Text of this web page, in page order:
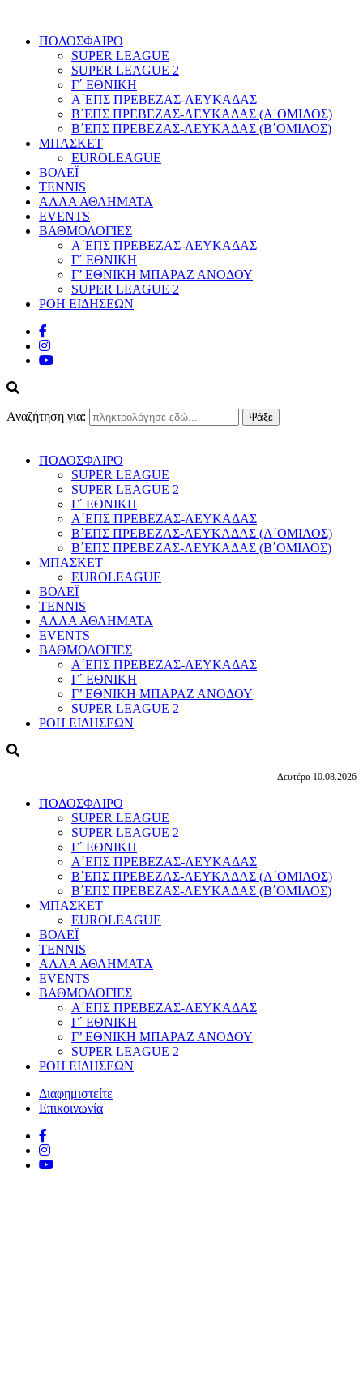
ΠΟΔΟΣΦΑΙΡΟ
SUPER LEAGUE
SUPER LEAGUE 2
Γ΄ ΕΘΝΙΚΗ
Α΄ΕΠΣ ΠΡΕΒΕΖΑΣ-ΛΕΥΚΑΔΑΣ
Β΄ΕΠΣ ΠΡΕΒΕΖΑΣ-ΛΕΥΚΑΔΑΣ (Α΄ΟΜΙΛΟΣ)
Β΄ΕΠΣ ΠΡΕΒΕΖΑΣ-ΛΕΥΚΑΔΑΣ (Β΄ΟΜΙΛΟΣ)
ΜΠΑΣΚΕΤ
EUROLEAGUE
ΒΟΛΕΪ
TENNIS
ΑΛΛΑ ΑΘΛΗΜΑΤΑ
EVENTS
ΒΑΘΜΟΛΟΓΙΕΣ
Α΄ΕΠΣ ΠΡΕΒΕΖΑΣ-ΛΕΥΚΑΔΑΣ
Γ΄ ΕΘΝΙΚΗ
Γ’ ΕΘΝΙΚΗ ΜΠΑΡΑΖ ΑΝΟΔΟΥ
SUPER LEAGUE 2
ΡΟΗ ΕΙΔΗΣΕΩΝ
Αναζήτηση για:
ΠΟΔΟΣΦΑΙΡΟ
SUPER LEAGUE
SUPER LEAGUE 2
Γ΄ ΕΘΝΙΚΗ
Α΄ΕΠΣ ΠΡΕΒΕΖΑΣ-ΛΕΥΚΑΔΑΣ
Β΄ΕΠΣ ΠΡΕΒΕΖΑΣ-ΛΕΥΚΑΔΑΣ (Α΄ΟΜΙΛΟΣ)
Β΄ΕΠΣ ΠΡΕΒΕΖΑΣ-ΛΕΥΚΑΔΑΣ (Β΄ΟΜΙΛΟΣ)
ΜΠΑΣΚΕΤ
EUROLEAGUE
ΒΟΛΕΪ
TENNIS
ΑΛΛΑ ΑΘΛΗΜΑΤΑ
EVENTS
ΒΑΘΜΟΛΟΓΙΕΣ
Α΄ΕΠΣ ΠΡΕΒΕΖΑΣ-ΛΕΥΚΑΔΑΣ
Γ΄ ΕΘΝΙΚΗ
Γ’ ΕΘΝΙΚΗ ΜΠΑΡΑΖ ΑΝΟΔΟΥ
SUPER LEAGUE 2
ΡΟΗ ΕΙΔΗΣΕΩΝ
Δευτέρα 10.08.2026
ΠΟΔΟΣΦΑΙΡΟ
SUPER LEAGUE
SUPER LEAGUE 2
Γ΄ ΕΘΝΙΚΗ
Α΄ΕΠΣ ΠΡΕΒΕΖΑΣ-ΛΕΥΚΑΔΑΣ
Β΄ΕΠΣ ΠΡΕΒΕΖΑΣ-ΛΕΥΚΑΔΑΣ (Α΄ΟΜΙΛΟΣ)
Β΄ΕΠΣ ΠΡΕΒΕΖΑΣ-ΛΕΥΚΑΔΑΣ (Β΄ΟΜΙΛΟΣ)
ΜΠΑΣΚΕΤ
EUROLEAGUE
ΒΟΛΕΪ
TENNIS
ΑΛΛΑ ΑΘΛΗΜΑΤΑ
EVENTS
ΒΑΘΜΟΛΟΓΙΕΣ
Α΄ΕΠΣ ΠΡΕΒΕΖΑΣ-ΛΕΥΚΑΔΑΣ
Γ΄ ΕΘΝΙΚΗ
Γ’ ΕΘΝΙΚΗ ΜΠΑΡΑΖ ΑΝΟΔΟΥ
SUPER LEAGUE 2
ΡΟΗ ΕΙΔΗΣΕΩΝ
Διαφημιστείτε
Επικοινωνία